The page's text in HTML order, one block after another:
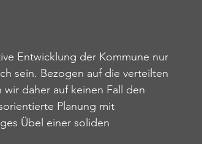
Entwicklung der Kommune nur
sein. Bezogen auf die verteilten
wir daher auf keinen Fall den
Planung mit
Übel einer soliden